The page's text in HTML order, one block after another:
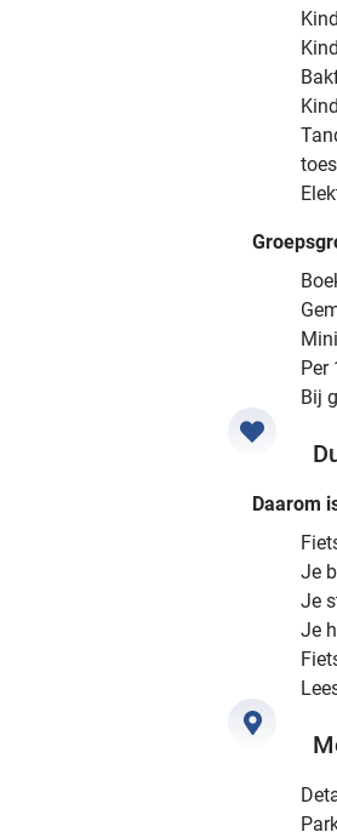
Per
Bij
Daarom
Je
Je
Je